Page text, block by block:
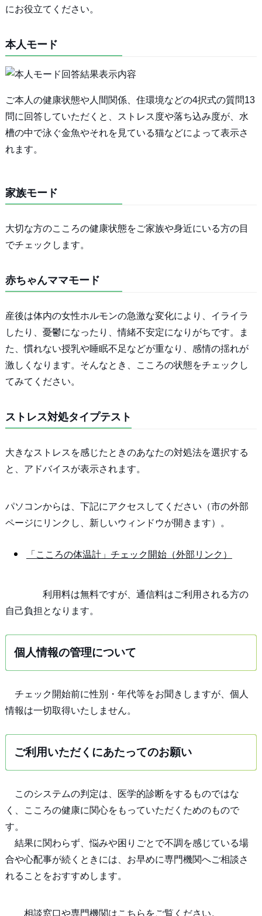
にお役立てください。
本人モード
ご本人の健康状態や人間関係、住環境などの4択式の質問13
問に回答していただくと、ストレス度や落ち込み度が、水
槽の中で泳ぐ金魚やそれを見ている猫などによって表示さ
れます。
家族モード
大切な方のこころの健康状態をご家族や身近にいる方の目
でチェックします。
赤ちゃんママモード
産後は体内の女性ホルモンの急激な変化により、イライラ
したり、憂鬱になったり、情緒不安定になりがちです。ま
た、慣れない授乳や睡眠不足などが重なり、感情の揺れが
激しくなります。そんなとき、こころの状態をチェックし
てみてください。
ストレス対処タイプテスト
大きなストレスを感じたときのあなたの対処法を選択する
と、アドバイスが表示されます。
パソコンからは、下記にアクセスしてください（市の外部
ページにリンクし、新しいウィンドウが開きます）。
「こころの体温計」チェック開始（外部リンク）
利用料は無料ですが、通信料はご利用される方の
自己負担となります。
個人情報の管理について
チェック開始前に性別・年代等をお聞きしますが、個人
情報は一切取得いたしません。
ご利用いただくにあたってのお願い
このシステムの判定は、医学的診断をするものではな
く、こころの健康に関心をもっていただくためのもので
す。
結果に関わらず、悩みや困りごとで不調を感じている場
合や心配事が続くときには、お早めに専門機関へご相談さ
れることをおすすめします。
相談窓口や専門機関はこちらをご覧ください。